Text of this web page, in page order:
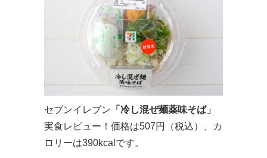
セブンイレブン 「冷し混ぜ麺薬味そば」
実食レビュー！価格は507円（税込）、カ
ロリーは390kcalです。